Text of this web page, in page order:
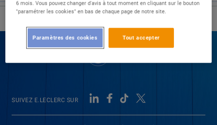
SUIVEZ E.LECLERC SUR
6 mois. Vous pouvez changer d'avis à tout moment en cliquant sur le bouton
"paramétrer les cookies" en bas de chaque page de notre site.
Tout accepter
Paramètres des cookies